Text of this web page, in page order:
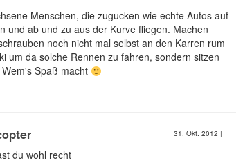
Menschen, die zugucken wie echte Autos auf
und ab und zu aus der Kurve fliegen. Machen
noch nicht mal selbst an den Karren rum
um da solche Rennen zu fahren, sondern sitzen
Spaß macht
31. Okt. 2012 |
du wohl recht